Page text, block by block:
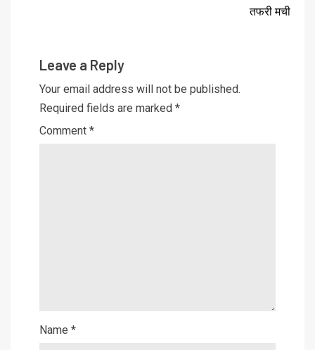
तफरी मची
Leave a Reply
Your email address will not be published.
Required fields are marked *
Comment *
Name *